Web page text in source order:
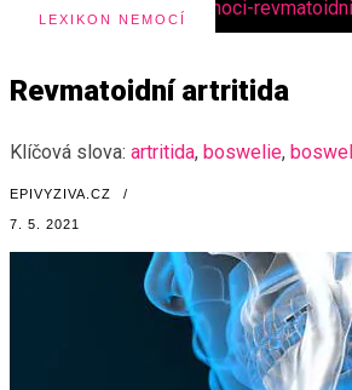
LEXIKON NEMOCÍ
Revmatoidní artritida
Klíčová slova: artritida, boswelie,
EPIVYZIVA.CZ /
7. 5. 2021